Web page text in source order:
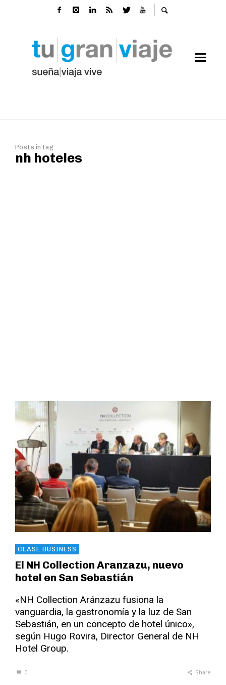
Posts in tag
nh hoteles
CLASE BUSINESS
El NH Collection Aranzazu, nuevo
hotel en San Sebastián
«NH Collection Aránzazu fusiona la
vanguardia, la gastronomía y la luz de San
Sebastián, en un concepto de hotel único»,
según Hugo Rovira, Director General de NH
Hotel Group.
0 Share